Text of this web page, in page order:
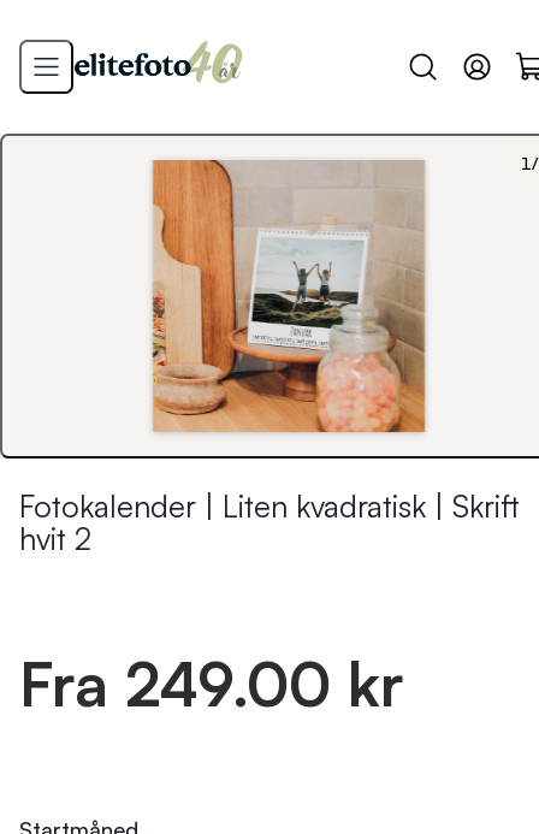
1 /
Fotokalender | Liten kvadratisk | Skrift
hvit 2
Fra 249.00 kr
Startmåned